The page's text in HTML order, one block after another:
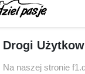
Drogi
Na naszej stronie